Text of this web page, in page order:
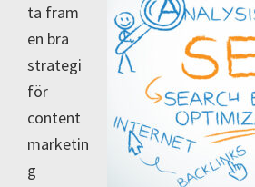
ta fram
en bra
strategi
för
content
marketin
g